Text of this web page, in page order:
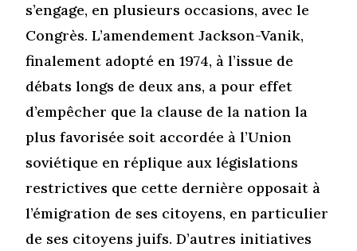
s’engage, en plusieurs occasions, avec le
Congrès. L’amendement Jackson-Vanik,
finalement adopté en 1974, à l’issue de
débats longs de deux ans, a pour effet
d’empêcher que la clause de la nation la
plus favorisée soit accordée à l’Union
soviétique en réplique aux législations
restrictives que cette dernière opposait à
l’émigration de ses citoyens, en particulier
de ses citoyens juifs. D’autres initiatives